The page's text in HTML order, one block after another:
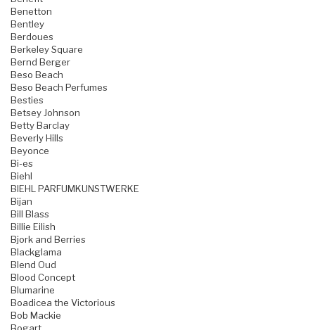
Benetton
Bentley
Berdoues
Berkeley Square
Bernd Berger
Beso Beach
Beso Beach Perfumes
Besties
Betsey Johnson
Betty Barclay
Beverly Hills
Beyonce
Bi-es
Biehl
BIEHL PARFUMKUNSTWERKE
Bijan
Bill Blass
Billie Eilish
Bjork and Berries
Blackglama
Blend Oud
Blood Concept
Blumarine
Boadicea the Victorious
Bob Mackie